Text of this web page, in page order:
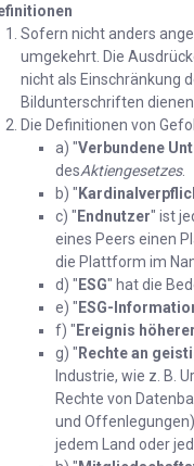
Sofern nicht anders
umgekehrt. Die
nicht als Einschränkung
Bildunterschriften
Die Definitionen von
a) "Verbundene
desAktiengesetzes.
b) "
c) " Endnutzer" ist
eines Peers einen
die Plattform im
d) " ESG" hat die
e) " ESG-
f) " Ereignis
g) " Rechte an
Industrie, wie z. B.
Rechte von
und
jedem Land oder